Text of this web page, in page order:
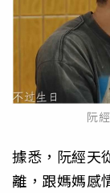
阮
據悉，阮經天
離，跟媽媽感